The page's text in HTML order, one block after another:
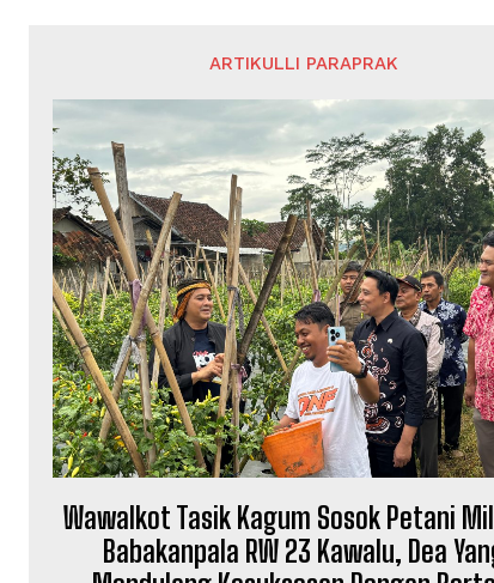
ARTIKULLI PARAPRAK
Wawalkot Tasik Kagum Sosok Petani
Babakanpala RW 23 Kawalu, Dea